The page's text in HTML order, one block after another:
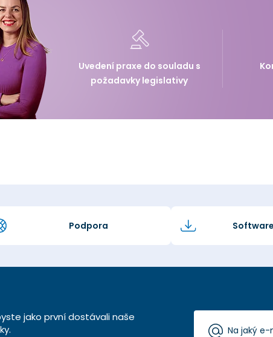
Uvedení praxe do souladu s
požadavky legislativy
Podpora
jako první dostávali naše